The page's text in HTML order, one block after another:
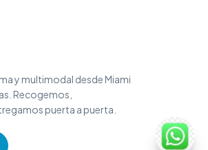
y multimodal desde Miami
Recogemos,
puerta a puerta.